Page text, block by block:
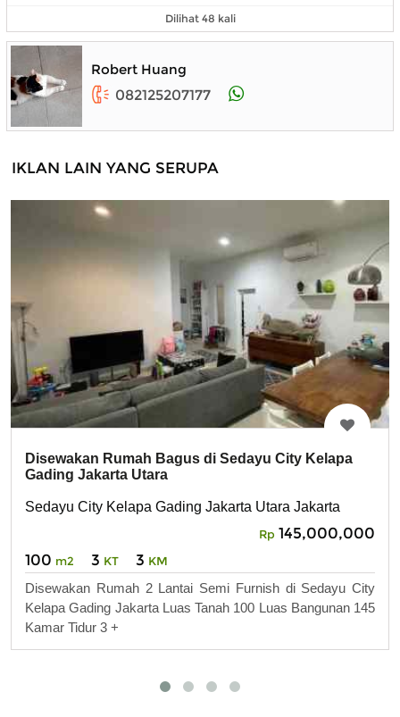
Dilihat 48 kali
Robert Huang
082125207177
IKLAN LAIN YANG SERUPA
Disewakan Rumah Bagus di Sedayu City Kelapa
Gading Jakarta Utara
Sedayu City Kelapa Gading Jakarta Utara Jakarta
Rp 145,000,000
100 m2 3 KT 3 KM
Disewakan Rumah 2 Lantai Semi Furnish di Sedayu City
Kelapa Gading Jakarta Luas Tanah 100 Luas Bangunan 145
Kamar Tidur 3 +